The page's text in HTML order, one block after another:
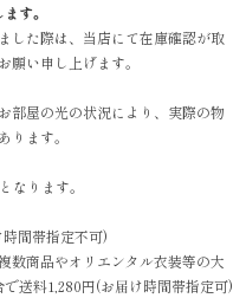
す。
した際は、当店にて在庫確認が取
い申し上げます。
部屋の光の状況により、実際の物
ります。
なります。
間帯指定不可)
数商品やオリエンタル衣装等の大
送料1,280円(お届け時間帯指定可)